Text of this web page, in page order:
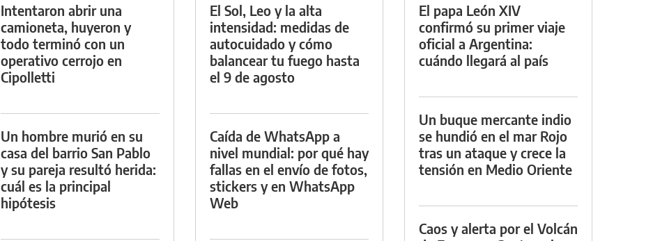
Intentaron abrir una
camioneta, huyeron y
todo terminó con un
operativo cerrojo en
Cipolletti
Un hombre murió en su
casa del barrio San Pablo
y su pareja resultó herida:
cuál es la principal
hipótesis
El Sol, Leo y la alta
intensidad: medidas de
autocuidado y cómo
balancear tu fuego hasta
el 9 de agosto
Caída de WhatsApp a
nivel mundial: por qué hay
fallas en el envío de fotos,
stickers y en WhatsApp
Web
El papa León XIV
confirmó su primer viaje
oficial a Argentina:
cuándo llegará al país
Un buque mercante indio
se hundió en el mar Rojo
tras un ataque y crece la
tensión en Medio Oriente
Caos y alerta por el Volcán